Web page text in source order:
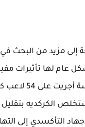
إلى مزيد من البحث في
عام لها تأثيرات
للالتهابات. في دراسة
الكركديه بتقليل
التأكسدي إلى